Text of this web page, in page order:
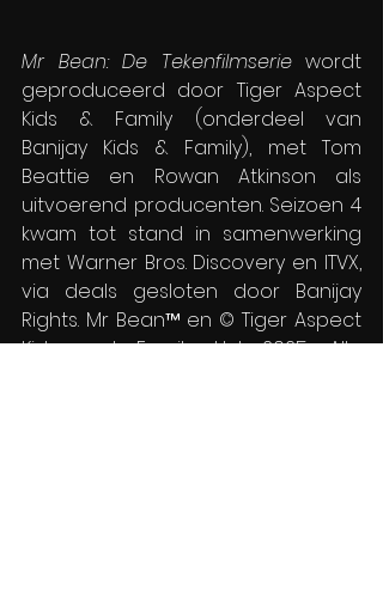
Mr Bean: De Tekenfilmserie wordt
geproduceerd door Tiger Aspect
Kids & Family (onderdeel van
Banijay Kids & Family), met Tom
Beattie en Rowan Atkinson als
uitvoerend producenten. Seizoen 4
kwam tot stand in samenwerking
met Warner Bros. Discovery en ITVX,
via deals gesloten door Banijay
Rights. Mr Bean™ en © Tiger Aspect
Kids and Family Ltd 2025. Alle